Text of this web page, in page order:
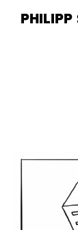
InhaltPHILIPP